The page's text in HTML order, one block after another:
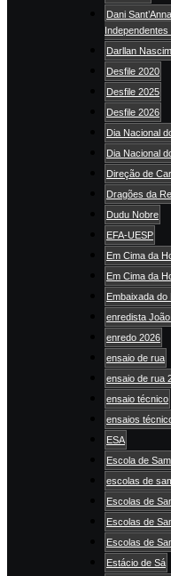
Dani
Independentes
Darllan
Desfile 2020
Desfile 2025
Desfile 2026
Dia Nacional
Dia Nacional
Direção de
Dragões da
Dudu Nobre
EFA-UESP
Em Cima da
Em Cima da
Embaixada do
enredista
enredo 2026
ensaio de rua
ensaio de rua
ensaio técnico
ensaios
ESA
Escola de
escolas de
Escolas de
Escolas de
Escolas de
Estácio de Sá